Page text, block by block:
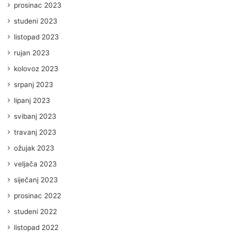
prosinac 2023
studeni 2023
listopad 2023
rujan 2023
kolovoz 2023
srpanj 2023
lipanj 2023
svibanj 2023
travanj 2023
ožujak 2023
veljača 2023
siječanj 2023
prosinac 2022
studeni 2022
listopad 2022